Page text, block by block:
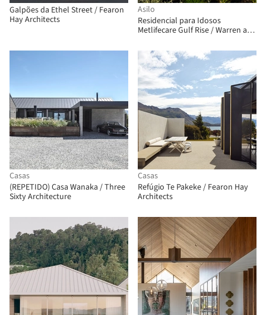
Galpões da Ethel Street / Fearon
Hay Architects
Asilo
Residencial para Idosos
Metlifecare Gulf Rise / Warren and
Casas
(REPETIDO) Casa Wanaka / Three
Sixty Architecture
Casas
Refúgio Te Pakeke / Fearon Hay
Architects